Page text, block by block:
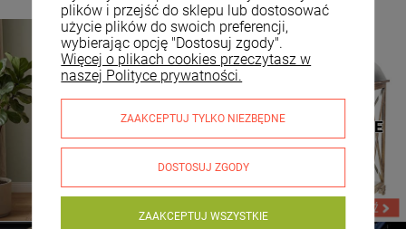
KOSMETYCZNE LATARNIE METALOWE
plików i przejść do sklepu lub dostosować
użycie plików do swoich preferencji,
wybierając opcję "Dostosuj zgody".
Więcej o plikach cookies przeczytasz w
naszej Polityce prywatności.
ZAAKCEPTUJ TYLKO NIEZBĘDNE
DOSTOSUJ ZGODY
ZAAKCEPTUJ WSZYSTKIE